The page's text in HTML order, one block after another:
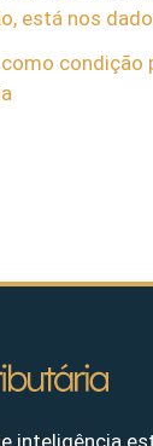
está nos
condição